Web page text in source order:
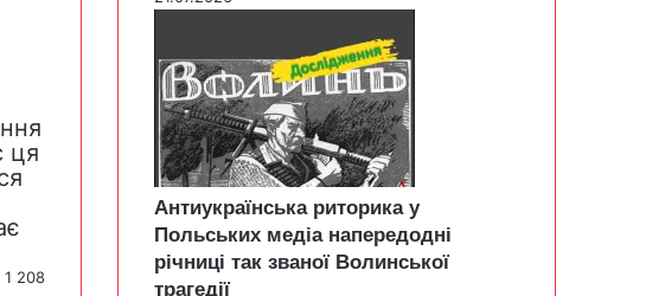
ця
1 208
Антиукраїнська риторика у
Польських медіа напередодні
річниці так званої Волинської
трагедії